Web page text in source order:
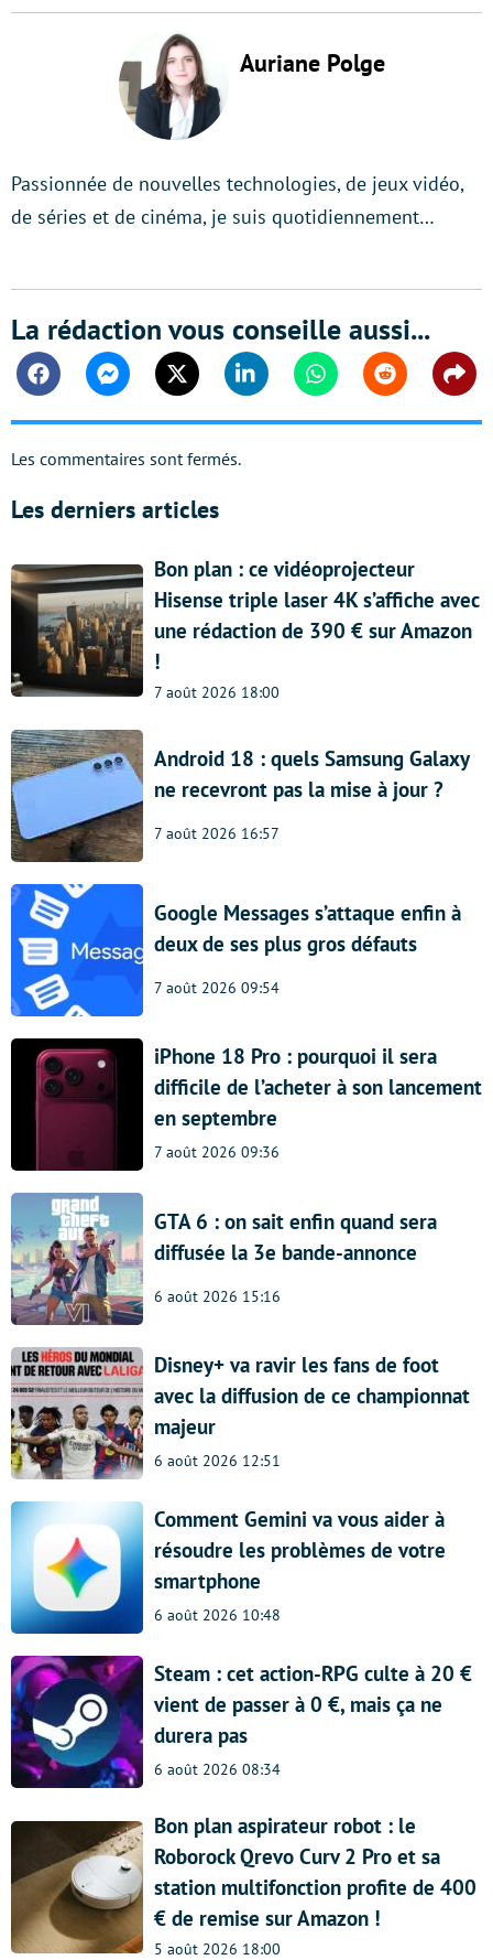
Auriane Polge
Passionnée de nouvelles technologies, de jeux vidéo,
de séries et de cinéma, je suis quotidiennement…
La rédaction vous conseille aussi...
FacebookMessengerTwitter Linkedin WhatsappReddit
Les commentaires sont fermés.
Les derniers articles
Bon plan : ce vidéoprojecteur
Hisense triple laser 4K s’affiche avec
une rédaction de 390 € sur Amazon
!
7 août 2026 18:00
Android 18 : quels Samsung Galaxy
ne recevront pas la mise à jour ?
7 août 2026 16:57
Google Messages s’attaque enfin à
deux de ses plus gros défauts
7 août 2026 09:54
iPhone 18 Pro : pourquoi il sera
difficile de l’acheter à son lancement
en septembre
7 août 2026 09:36
GTA 6 : on sait enfin quand sera
diffusée la 3e bande-annonce
6 août 2026 15:16
Disney+ va ravir les fans de foot
avec la diffusion de ce championnat
majeur
6 août 2026 12:51
Comment Gemini va vous aider à
résoudre les problèmes de votre
smartphone
6 août 2026 10:48
Steam : cet action-RPG culte à 20 €
vient de passer à 0 €, mais ça ne
durera pas
6 août 2026 08:34
Bon plan aspirateur robot : le
Roborock Qrevo Curv 2 Pro et sa
station multifonction profite de 400
€ de remise sur Amazon !
5 août 2026 18:00